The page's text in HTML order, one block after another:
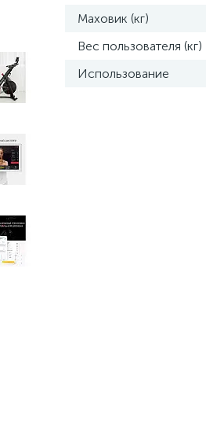
Маховик (кг)
Вес пользователя (кг)
Использование